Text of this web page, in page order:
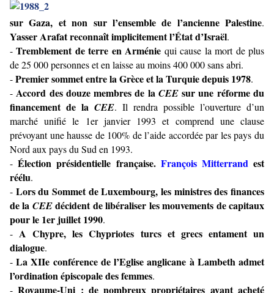
sur Gaza, et non sur l’ensemble de l’ancienne Palestine.
Yasser Arafat reconnaît implicitement l’État d’Israël.
-Tremblement de terre en Arménie qui cause la mort de plus
de 25 000 personnes et en laisse au moins 400 000 sans abri.
-Premier sommet entre la Grèce et la Turquie depuis 1978.
- Accord des douze membres de la CEEsur une réforme du
financement de la CEE. Il rendra possible l’ouverture d’un
marché unifié le 1er janvier 1993 et comprend une clause
prévoyant une hausse de 100% de l’aide accordée par les pays du
Nord aux pays du Sud en 1993.
-Élection présidentielle française. François Mitterrandest
réélu.
- Lors du Sommet de Luxembourg, les ministres des finances
de la CEEdécident de libéraliser les mouvements de capitaux
pour le 1er juillet 1990.
- A Chypre, les Chypriotes turcs et grecs entament un
dialogue.
-La XIIe conférence de l’Eglise anglicane à Lambeth admet
l’ordination épiscopale des femmes.
-Royaume-Uni : de nombreux propriétaires ayant acheté